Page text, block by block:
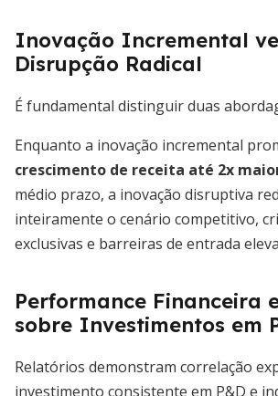
Inovação Incremental
Disrupção Radical
É fundamental distinguir duas
Enquanto a inovação incremental
crescimento de receita até 2x
médio prazo, a inovação disruptiva
inteiramente o cenário competitivo,
exclusivas e barreiras de entrada
Performance Financeira
sobre Investimentos em
Relatórios demonstram correlação
investimento consistente em P&D e